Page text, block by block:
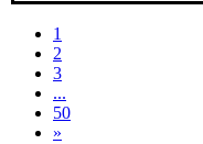
1
2
3
...
50
»